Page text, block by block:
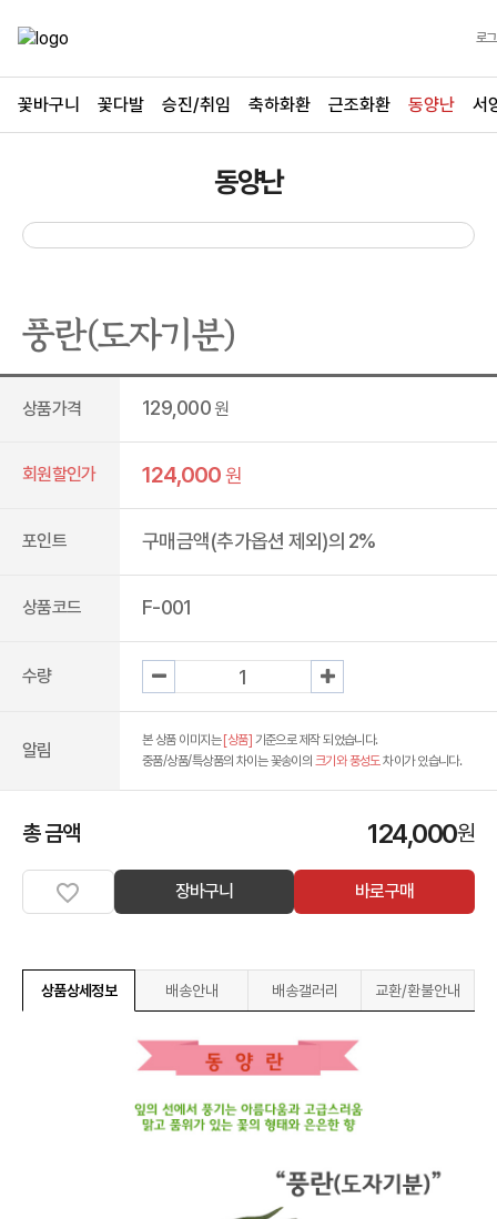
로
꽃바구니 꽃다발 승진/취임 축하화환 근조화환 동양난 서
동양난
풍란(도자기분)
상품가격 129,000 원
회원할인가 124,000원
포인트 구매금액(추가옵션 제외)의 2%
상품코드 F-001
수량
알림 본 상품 이미지는 [상품] 기준으로 제작 되었습니다.
중품/상품/특상품의 차이는 꽃송이의 크기와 풍성도차이가 있습니다.
총 금액 124,000원
장바구니 바로구매
상품상세정보 배송안내 배송갤러리 교환/환불안내